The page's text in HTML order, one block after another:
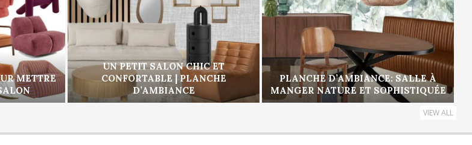
METTRE
UN PETIT SALON CHIC ET
CONFORTABLE | PLANCHE
D’AMBIANCE
PLANCHE D’AMBIANCE: SALLE À
MANGER NATURE ET SOPHISTIQUÉE
VIEW ALL